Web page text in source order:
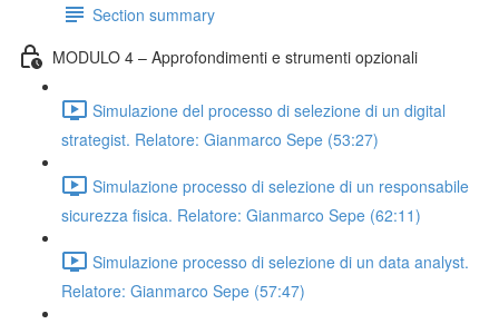
Section summary
MODULO 4 – Approfondimenti e strumenti opzionali
Simulazione del processo di selezione di un digital
strategist. Relatore: Gianmarco Sepe (53:27)
Simulazione processo di selezione di un responsabile
sicurezza fisica. Relatore: Gianmarco Sepe (62:11)
Simulazione processo di selezione di un data analyst.
Relatore: Gianmarco Sepe (57:47)